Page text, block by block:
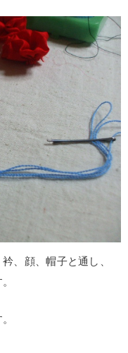
、顔、帽子と通し、